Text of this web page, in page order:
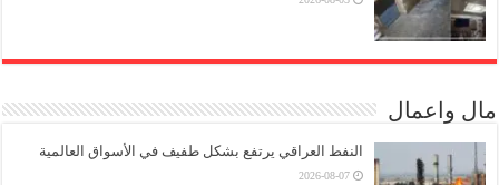
مال واعمال
النفط العراقي يرتفع بشكل طفيف في الأسواق العالمية
2026-08-07